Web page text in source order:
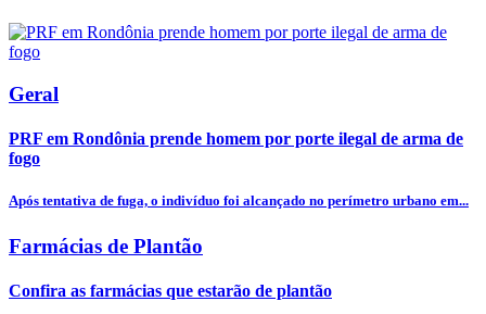
Geral
PRF em Rondônia prende homem por porte ilegal de arma de
fogo
Após tentativa de fuga, o indivíduo foi alcançado no perímetro urbano em...
Farmácias de Plantão
Confira as farmácias que estarão de plantão